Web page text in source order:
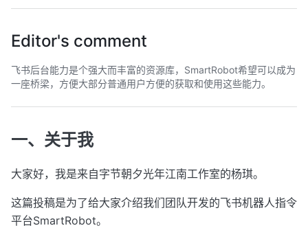
Editor's comment
飞书后台能力是个强大而丰富的资源库，SmartRobot希望可以成为
一座桥梁，方便大部分普通用户方便的获取和使用这些能力。
一、关于我
大家好，我是来自字节朝夕光年江南工作室的杨琪。
这篇投稿是为了给大家介绍我们团队开发的飞书机器人指令
平台SmartRobot。